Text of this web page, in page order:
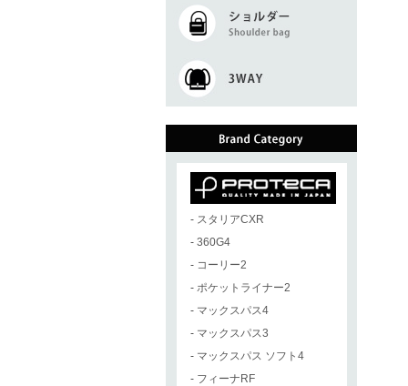
- スタリアCXR
- 360G4
- コーリー2
- ポケットライナー2
- マックスパス4
- マックスパス3
- マックスパス ソフト4
- フィーナRF